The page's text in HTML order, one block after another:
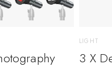
LIGHT
3 X